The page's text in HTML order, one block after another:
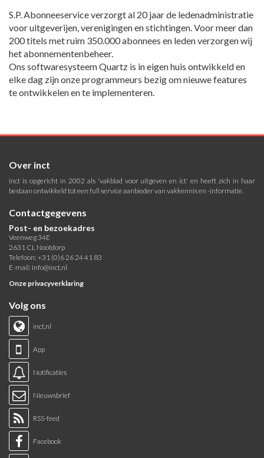
S.P. Abonneeservice verzorgt al 20 jaar de ledenadministratie
voor uitgeverijen, verenigingen en stichtingen. Voor meer dan
200 titels met ruim 350.000 abonnees en leden verzorgen wij
het abonnementenbeheer.
Ons softwaresysteem Quartz is in eigen huis ontwikkeld en
elke dag zijn onze programmeurs bezig om nieuwe features
te ontwikkelen en te implementeren.
Over inct
inct is opgericht in 2002 als 'vakblad voor uitgeven en ict' en heeft zich in haar
bestaan ontwikkeld tot een full service aanbieder van vakkennis en -informatie.
Contactgegevens
Post- en bezoekadres
Veenweg 34E
2631 CL Nootdorp
Telefoon: +31 (0)6 26 24 41 83
E-mail: info@inct.nl
Onze privacyverklaring
Volg ons
inct.nl
App
Notificaties
Nieuwsbrief
RSS-feed
Facebook